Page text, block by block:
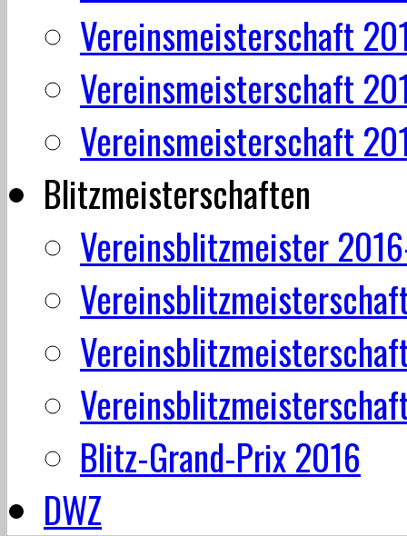
Vereinsmeisterschaft
Vereinsmeisterschaft
Vereinsmeisterschaft
Blitzmeisterschaften
Vereinsblitzmeister
Blitz-Grand-Prix 2016
DWZ